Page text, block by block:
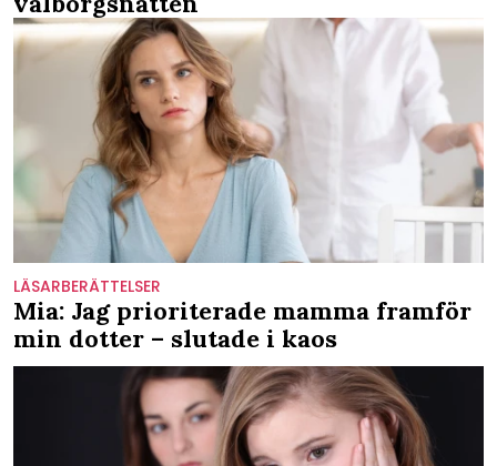
LÄSARBERÄTTELSER
Mia: Jag prioriterade mamma framför
min dotter – slutade i kaos